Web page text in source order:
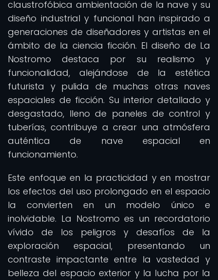
claustrofóbica ambientación de la nave y su
diseño industrial y funcional han inspirado a
generaciones de diseñadores y artistas en el
ámbito de la ciencia ficción. El diseño de La
Nostromo destaca por su realismo y
funcionalidad, alejándose de la estética
futurista y pulida de muchas otras naves
espaciales de ficción. Su interior detallado y
desgastado, lleno de paneles de control y
tuberías, contribuye a crear una atmósfera
auténtica de nave espacial en
funcionamiento.
Este enfoque en la practicidad y en mostrar
los efectos del uso prolongado en el espacio
la convierten en un modelo único e
inolvidable. La Nostromo es un recordatorio
vívido de los peligros y desafíos de la
exploración espacial, presentando un
contraste impactante entre la vastedad y
belleza del espacio exterior y la lucha por la